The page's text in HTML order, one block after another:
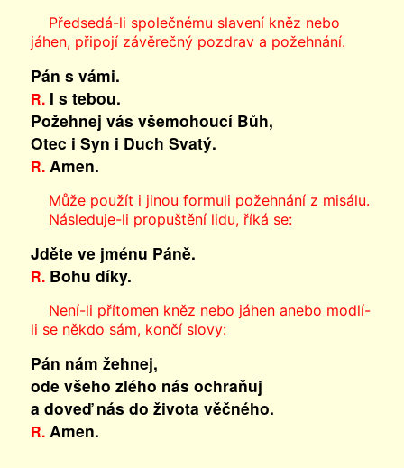
Předsedá-li společnému slavení kněz nebo
jáhen, připojí závěrečný pozdrav a požehnání.
Pán s vámi.
R.I s tebou.
Požehnej vás všemohoucí Bůh,
Otec i Syn i Duch Svatý.
R.Amen.
Může použít i jinou formuli požehnání z misálu.
Následuje-li propuštění lidu, říká se:
Jděte ve jménu Páně.
R.Bohu díky.
Není-li přítomen kněz nebo jáhen anebo modlí-
li se někdo sám, končí slovy:
Pán nám žehnej,
ode všeho zlého nás ochraňuj
a doveď nás do života věčného.
R.Amen.